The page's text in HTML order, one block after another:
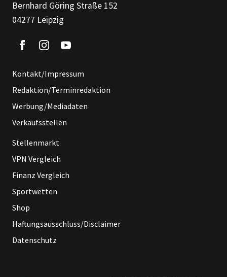
Bernhard Göring Straße 152
04277 Leipzig
Kontakt/Impressum
Redaktion/Terminredaktion
Werbung/Mediadaten
Verkaufsstellen
Stellenmarkt
VPN Vergleich
Finanz Vergleich
Sportwetten
Shop
Haftungsausschluss/Disclaimer
Datenschutz